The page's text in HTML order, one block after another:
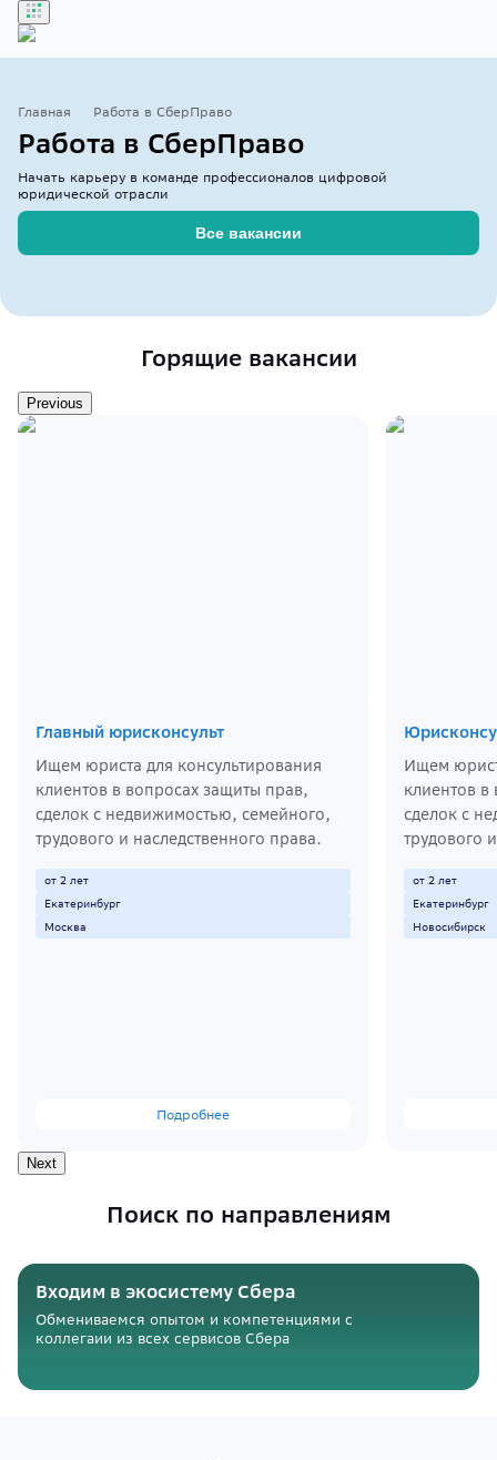
Главная Работа в СберПраво
Работа в СберПраво
Начать карьеру в команде профессионалов цифровой
юридической отрасли
Все вакансии
Горящие вакансии
Previous
Главный юрисконсульт
Ищем юриста для консультирования
клиентов в вопросах защиты прав,
сделок с недвижимостью, семейного,
трудового и наследственного права.
от 2 лет
Екатеринбург
Москва
Подробнее
Ищем
клиентов
сделок с
трудового
от 2 лет
Екатеринбург
Новосибирск
Next
Поиск по направлениям
Входим в экосистему Сбера
Обмениваемся опытом и компетенциями с
коллегаии из всех сервисов Сбера